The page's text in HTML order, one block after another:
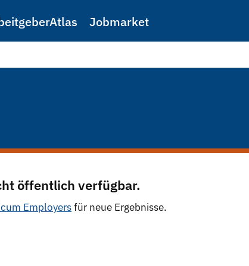
Jobmarket
öffentlich verfügbar.
Employersfür neue Ergebnisse.